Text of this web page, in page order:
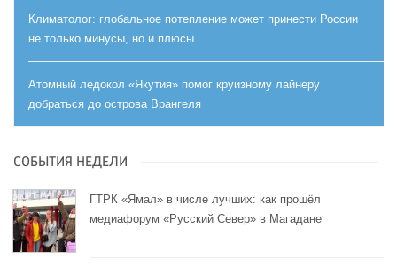
Климатолог: глобальное потепление может принести России
не только минусы, но и плюсы
Атомный ледокол «Якутия» помог круизному лайнеру
добраться до острова Врангеля
СОБЫТИЯ НЕДЕЛИ
ГТРК «Ямал» в числе лучших: как прошёл
медиафорум «Русский Север» в Магадане